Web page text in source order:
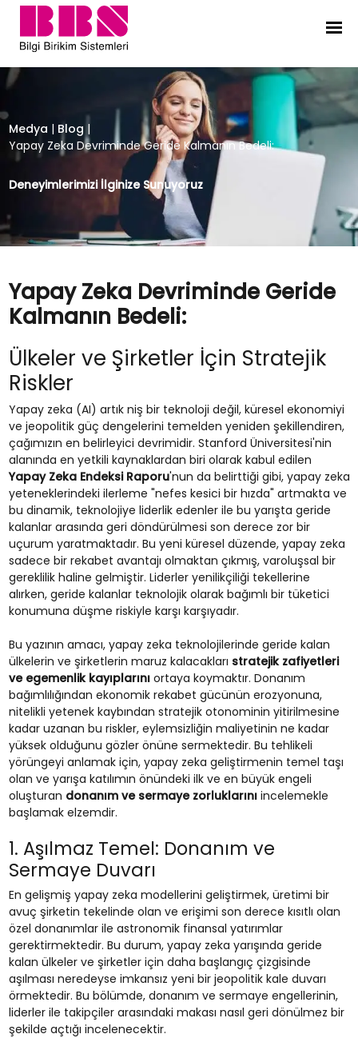
Yapay Zeka Devriminde Geride
Medya | Blog |
Yapay Zeka Devriminde Geride Kalmanın Bedeli:
Deneyimlerimizi İlginize Sunuyoruz
Yapay Zeka Devriminde Geride
Kalmanın Bedeli:
Ülkeler ve Şirketler İçin Stratejik
Riskler
Yapay zeka (AI) artık niş bir teknoloji değil, küresel ekonomiyi
ve jeopolitik güç dengelerini temelden yeniden şekillendiren,
çağımızın en belirleyici devrimidir. Stanford Üniversitesi'nin
alanında en yetkili kaynaklardan biri olarak kabul edilen
Yapay Zeka Endeksi Raporu'nun da belirttiği gibi, yapay zeka
yeteneklerindeki ilerleme "nefes kesici bir hızda" artmakta ve
bu dinamik, teknolojiye liderlik edenler ile bu yarışta geride
kalanlar arasında geri döndürülmesi son derece zor bir
uçurum yaratmaktadır. Bu yeni küresel düzende, yapay zeka
sadece bir rekabet avantajı olmaktan çıkmış, varoluşsal bir
gereklilik haline gelmiştir. Liderler yenilikçiliği tekellerine
alırken, geride kalanlar teknolojik olarak bağımlı bir tüketici
konumuna düşme riskiyle karşı karşıyadır.
Bu yazının amacı, yapay zeka teknolojilerinde geride kalan
ülkelerin ve şirketlerin maruz kalacakları stratejik zafiyetleri
ve egemenlik kayıplarınıortaya koymaktır. Donanım
bağımlılığından ekonomik rekabet gücünün erozyonuna,
nitelikli yetenek kaybından stratejik otonominin yitirilmesine
kadar uzanan bu riskler, eylemsizliğin maliyetinin ne kadar
yüksek olduğunu gözler önüne sermektedir. Bu tehlikeli
yörüngeyi anlamak için, yapay zeka geliştirmenin temel taşı
olan ve yarışa katılımın önündeki ilk ve en büyük engeli
oluşturan donanım ve sermaye zorluklarınıincelemekle
başlamak elzemdir.
1. Aşılmaz Temel: Donanım ve
Sermaye Duvarı
En gelişmiş yapay zeka modellerini geliştirmek, üretimi bir
avuç şirketin tekelinde olan ve erişimi son derece kısıtlı olan
özel donanımlar ile astronomik finansal yatırımlar
gerektirmektedir. Bu durum, yapay zeka yarışında geride
kalan ülkeler ve şirketler için daha başlangıç çizgisinde
aşılması neredeyse imkansız yeni bir jeopolitik kale duvarı
örmektedir. Bu bölümde, donanım ve sermaye engellerinin,
liderler ile takipçiler arasındaki makası nasıl geri dönülmez bir
şekilde açtığı incelenecektir.